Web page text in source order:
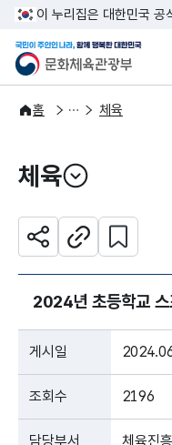
이 누리집은 대한민국 공
문화체육관광
국민이 주인
홈
주요정책
분야별 정책 체육
체육
열기
공유하기주소복사
관심 콘텐
2024년 초등학교 스
게시일
조회수 2196
담당부서 체육진